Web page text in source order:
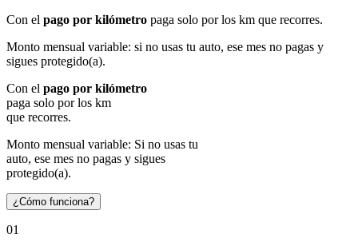
Con el pago por kilómetro paga solo por los km que recorres.
Monto mensual variable: si no usas tu auto, ese mes no pagas y
sigues protegido(a).
Con el pago por kilómetro
paga solo por los km
que recorres.
Monto mensual variable: Si no usas tu
auto, ese mes no pagas y sigues
protegido(a).
¿Cómo funciona?
01